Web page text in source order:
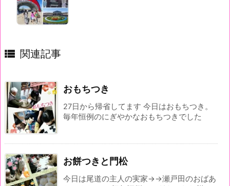
 関連記事
おもちつき
27日から帰省してます 今日はおもちつき。
毎年恒例のにぎやかなおもちつきでした
お餅つきと門松
今日は尾道の主人の実家→→瀬戸田のおばあ